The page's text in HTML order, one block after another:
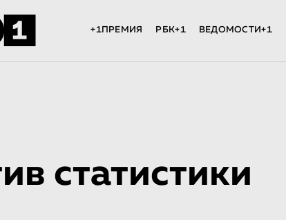
+1ПРЕМИЯ РБК+1 ВЕДОМОСТИ+1
статистики